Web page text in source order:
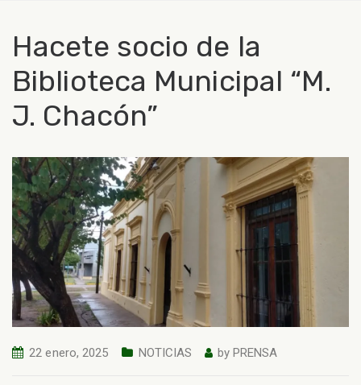
Hacete socio de la
Biblioteca Municipal “M.
J. Chacón”
22 enero, 2025 NOTICIAS by PRENSA